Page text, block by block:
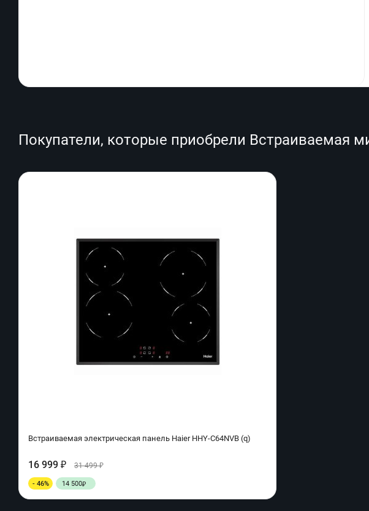
Покупатели, которые приобрели Встраиваемая
Встраиваемая электрическая панель Haier HHY-C64NVB (q)
16 999 ₽ 31 499₽
- 46% 14 500₽